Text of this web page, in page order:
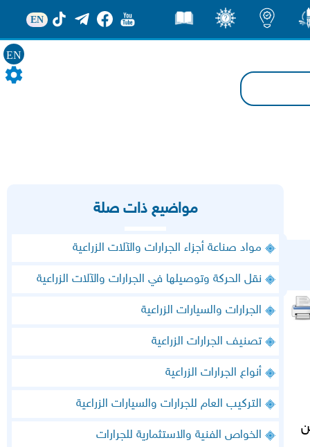
EN
EN
مواضيع ذات صلة
مواد صناعة أجزاء الجرارات والآلات الزراعية
نقل الحركة وتوصيلها في الجرارات والآلات الزراعية
الجرارات والسيارات الزراعية
تصنيف الجرارات الزراعية
أنواع الجرارات الزراعية
التركيب العام للجرارات والسيارات الزراعية
الخواص الفنية والاستثمارية للجرارات